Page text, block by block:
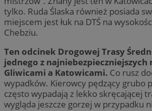
tylko. Ruda Ślaska również posiada
miejscem jest łuk na DTŚ na
Chebziu.
Ten odcinek Drogowej Trasy
jednego z najniebezpieczniejszych
Gliwicami a Katowicami. Co rusz
wypadków. Kierowcy pędzący grubo
często wypadają z lekko skręcającej
wygląda jeszcze gorzej w przypadku